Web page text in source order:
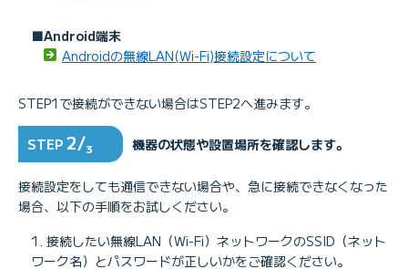
■Android端末
Androidの無線LAN(Wi-Fi)接続設定について
STEP1で接続ができない場合はSTEP2へ進みます。
STEP 2/3 機器の状態や設置場所を確認します。
接続設定をしても通信できない場合や、急に接続できなくなった
場合、以下の手順をお試しください。
接続したい無線LAN（Wi-Fi）ネットワークのSSID（ネット
ワーク名）とパスワードが正しいかをご確認ください。